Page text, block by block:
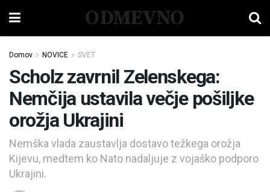
ODMEVNO
Domov NOVICE SVET
Scholz zavrnil Zelenskega:
Nemčija ustavila večje pošiljke
orožja Ukrajini
Nemška vlada zaustavlja dostavo težkega orožja
Kijevu, medtem ko Nato nadaljuje z vojaško podporo
Ukrajini.